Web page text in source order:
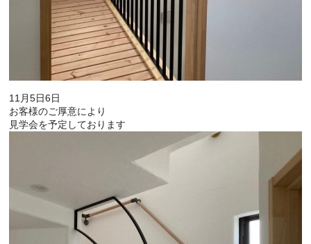
11月5日6日
お客様のご厚意により
見学会を予定しております